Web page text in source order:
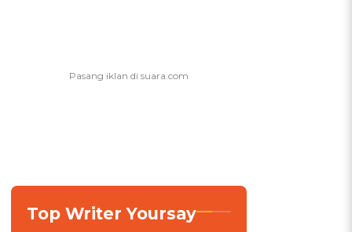
Top Writer Yoursay